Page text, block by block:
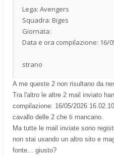
Lega: Avengers
Squadra: Biges
Giornata:
Data e ora compilazione: 16/
strano
A me queste 2 non risultano da
Tra l'altro le altre 2 mail inviato
compilazione: 16/05/2026
cavallo delle 2 che ti mancano.
Ma tutte le mail inviate sono
non stai usando un altro sito e
fonte... giusto?